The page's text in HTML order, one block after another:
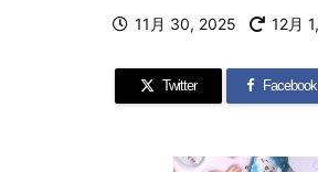
11月 30, 2025 12月
Twitter Facebook